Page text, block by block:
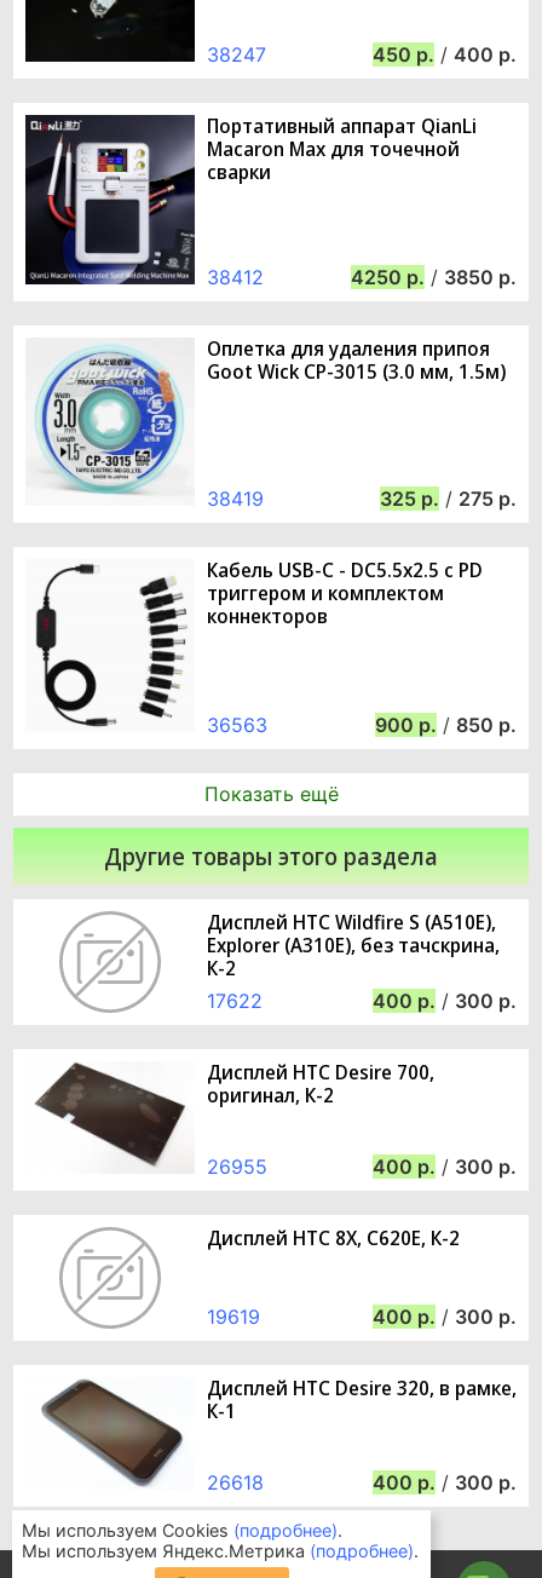
38247 450 / 400
Портативный аппарат QianLi
Macaron Max для точечной
сварки
38412 4250 / 3850
Оплетка для удаления припоя
Goot Wick CP-3015 (3.0 мм, 1.5м)
38419 325 / 275
Кабель USB-C - DC5.5x2.5 с PD
триггером и комплектом
коннекторов
36563 900 / 850
Показать ещё
Другие товары этого раздела
Дисплей HTC Wildfire S (A510E),
Explorer (A310E), без тачскрина,
К-2
17622 400 / 300
Дисплей HTC Desire 700,
оригинал, К-2
26955 400 / 300
Дисплей HTC 8X, C620E, К-2
19619 400 / 300
Дисплей HTC Desire 320, в рамке,
К-1
26618 400 / 300
Информация для покупателей
Мы используем Cookies (подробнее).
Мы используем Яндекс.Метрика (подробнее).